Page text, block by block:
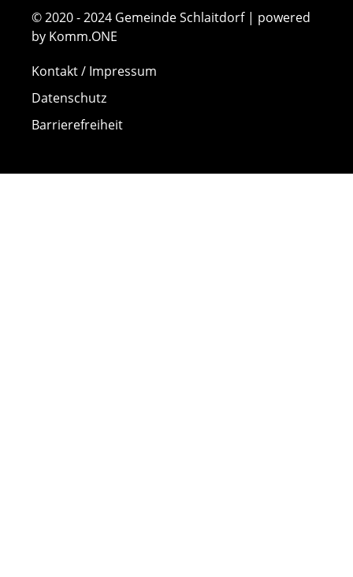
© 2020 - 2024 Gemeinde Schlaitdorf | powered
by Komm.ONE
Kontakt / Impressum
Datenschutz
Barrierefreiheit